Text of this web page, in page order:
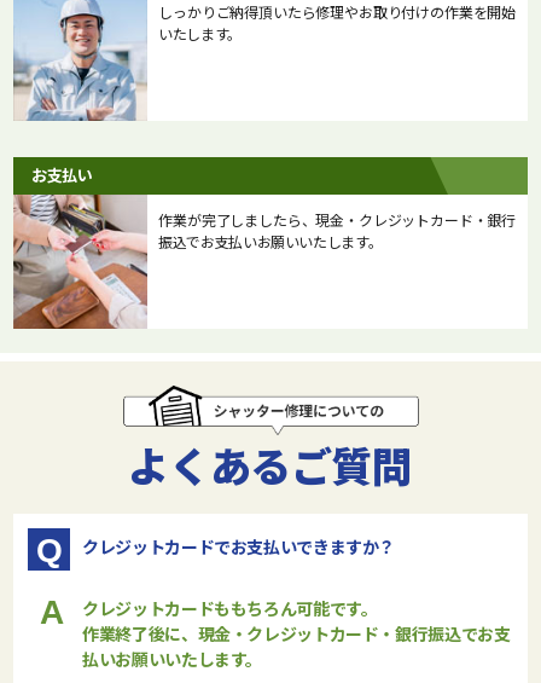
しっかりご納得頂いたら修理やお取り付けの作業を開始
いたします。
お支払い
作業が完了しましたら、現金・クレジットカード・銀行
振込でお支払いお願いいたします。
よくあるご質問
Q クレジットカードでお支払いできますか？
A
クレジットカードももちろん可能です。
作業終了後に、現金・クレジットカード・銀行振込でお支
払いお願いいたします。